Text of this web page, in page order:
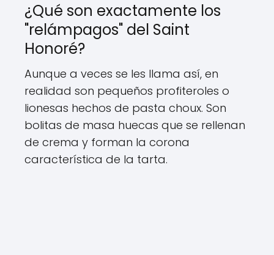
¿Qué son exactamente los
"relámpagos" del Saint
Honoré?
Aunque a veces se les llama así, en
realidad son pequeños profiteroles o
lionesas hechos de pasta choux. Son
bolitas de masa huecas que se rellenan
de crema y forman la corona
característica de la tarta.